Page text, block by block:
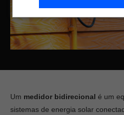
Um medidor bidirecional é um
sistemas de energia solar